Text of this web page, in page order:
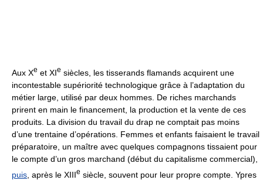
Aux Xe et XIe siècles, les tisserands flamands acquirent une
incontestable supériorité technologique grâce à l’adaptation du
métier large, utilisé par deux hommes. De riches marchands
prirent en main le financement, la production et la vente de ces
produits. La division du travail du drap ne comptait pas moins
d’une trentaine d’opérations. Femmes et enfants faisaient le travail
préparatoire, un maître avec quelques compagnons tissaient pour
le compte d’un gros marchand (début du capitalisme commercial),
puis , après le XIIIe siècle, souvent pour leur propre compte. Ypres